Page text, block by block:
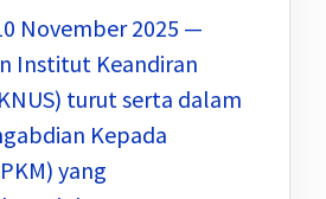
November 2025 —
Institut Keandiran
turut serta dalam
Kepada
yang